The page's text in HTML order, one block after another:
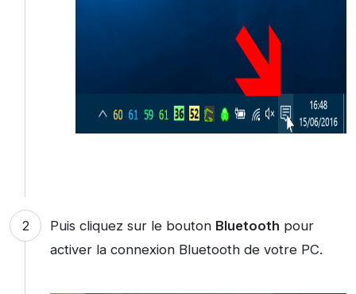
Puis cliquez sur le bouton Bluetooth pour
activer la connexion Bluetooth de votre PC.